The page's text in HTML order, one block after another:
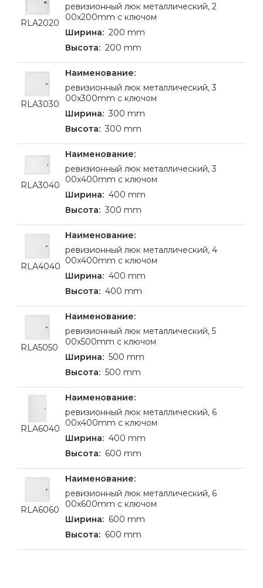
RLA2020
ревизионный люк металлический, 2
00x200mm с ключом
200 mm
200 mm
RLA3030
ревизионный люк металлический, 3
00x300mm с ключом
300 mm
300 mm
RLA3040
ревизионный люк металлический, 3
00x400mm с ключом
400 mm
300 mm
RLA4040
ревизионный люк металлический, 4
00x400mm с ключом
400 mm
400 mm
RLA5050
ревизионный люк металлический, 5
00x500mm с ключом
500 mm
500 mm
RLA6040
ревизионный люк металлический, 6
00x400mm с ключом
400 mm
600 mm
RLA6060
ревизионный люк металлический, 6
00x600mm с ключом
600 mm
600 mm